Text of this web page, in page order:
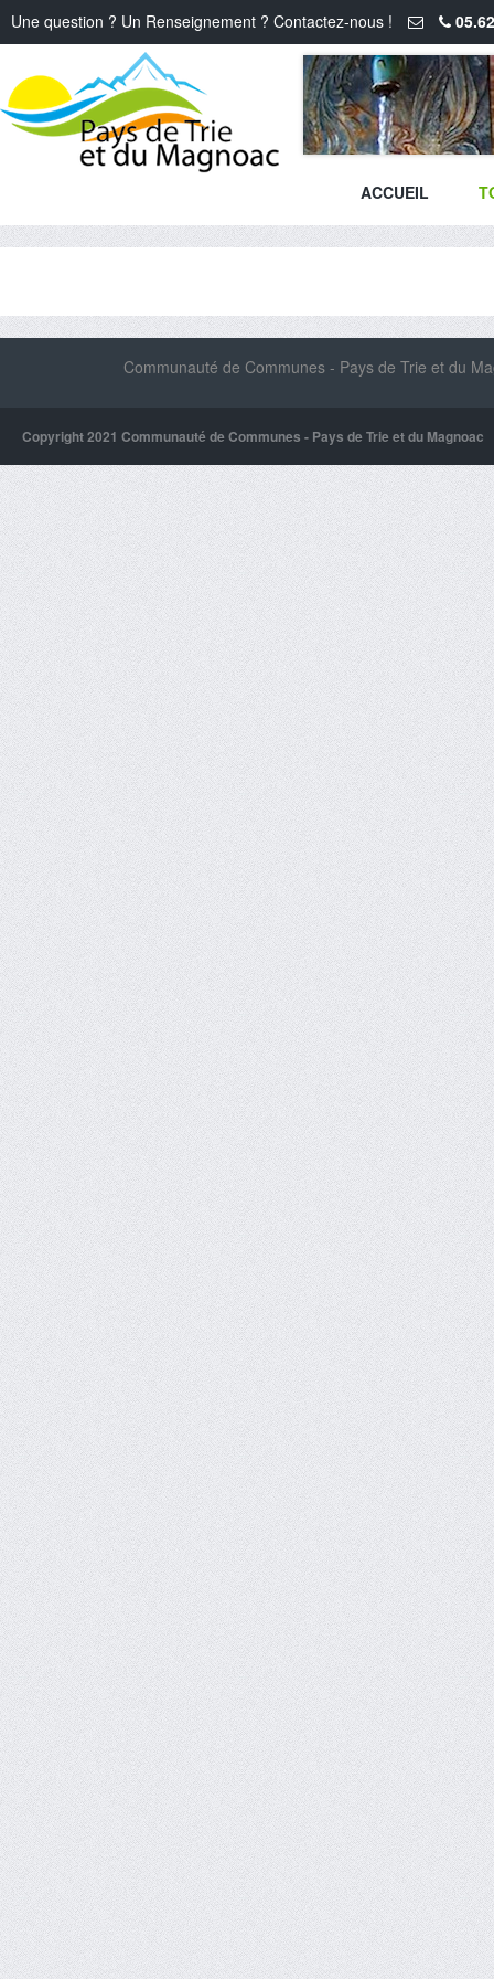
Une question ? Un Renseignement ? Contactez-nous !
ACCUEIL
Communauté de Communes - Pays de Trie et du
Copyright 2021 Communauté de Communes - Pays de Trie et du Magnoac